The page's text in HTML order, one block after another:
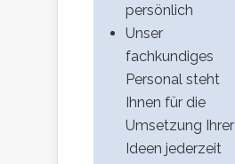
persönlich
Unser
fachkundiges
Personal steht
Ihnen für die
Umsetzung Ihrer
Ideen jederzeit